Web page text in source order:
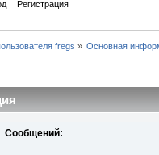
Регистрация
fregs » Основная
Сообщений: